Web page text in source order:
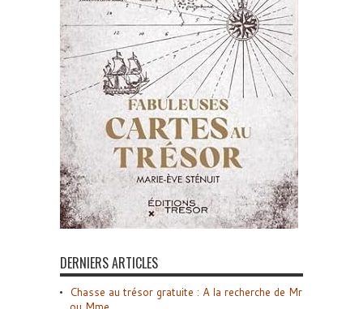
DERNIERS ARTICLES
Chasse au trésor gratuite : A la recherche de Mr